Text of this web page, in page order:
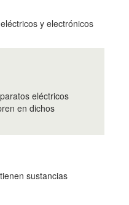
y electrónicos
eléctricos
en dichos
sustancias